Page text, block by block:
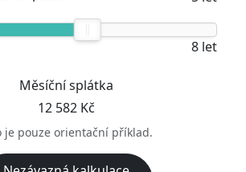
8 let
Měsíční splátka
12 582 Kč
je pouze orientační příklad.